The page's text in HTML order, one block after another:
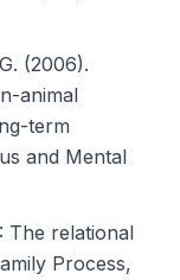
(2006).
animal
term
and Mental
The relational
Process,